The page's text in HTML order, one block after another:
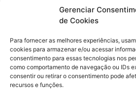
Gerenciar
de Cookies
Para fornecer as melhores experiências,
cookies para armazenar e/ou acessar
consentimento para essas tecnologias nos
como comportamento de navegação ou IDs
consentir ou retirar o consentimento pode
recursos e funções.